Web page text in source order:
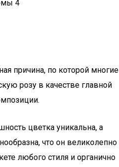
причина, по которой многие
розу в качестве главной
цветка уникальна, а
что он великолепно
любого стиля и органично